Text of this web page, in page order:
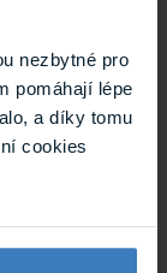
nezbytné pro
pomáhají lépe
a díky tomu
cookies